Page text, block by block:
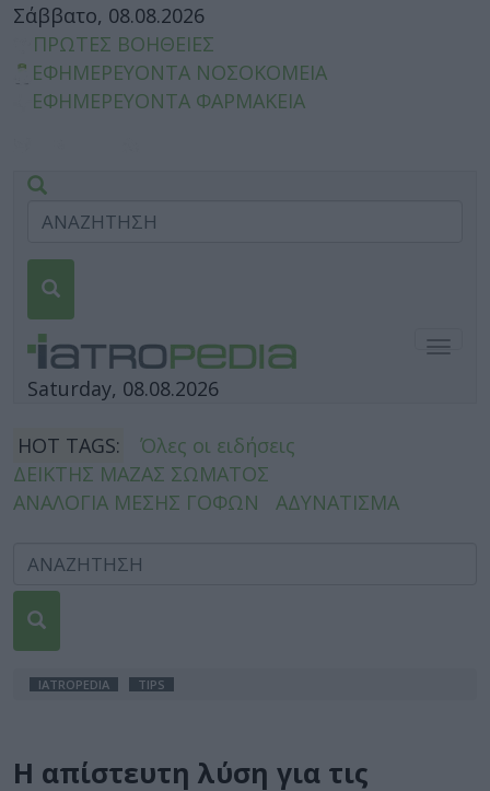
Σάββατο, 08.08.2026
ΠΡΩΤΕΣ ΒΟΗΘΕΙΕΣ
ΕΦΗΜΕΡΕΥΟΝΤΑ ΝΟΣΟΚΟΜΕΙΑ
ΕΦΗΜΕΡΕΥΟΝΤΑ ΦΑΡΜΑΚΕΙΑ
Saturday, 08.08.2026
HOT TAGS:
Όλες οι ειδήσεις
ΔΕΙΚΤΗΣ ΜΑΖΑΣ ΣΩΜΑΤΟΣ
ΑΝΑΛΟΓΙΑ ΜΕΣΗΣ ΓΟΦΩΝ
ΑΔΥΝΑΤΙΣΜΑ
IATROPEDIA TIPS
Η απίστευτη λύση για τις